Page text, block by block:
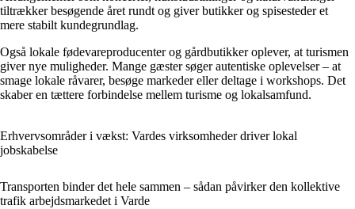
tiltrækker besøgende året rundt og giver butikker og spisesteder et
mere stabilt kundegrundlag.
Også lokale fødevareproducenter og gårdbutikker oplever, at turismen
giver nye muligheder. Mange gæster søger autentiske oplevelser – at
smage lokale råvarer, besøge markeder eller deltage i workshops. Det
skaber en tættere forbindelse mellem turisme og lokalsamfund.
Erhvervsområder i vækst: Vardes virksomheder driver lokal
jobskabelse
Transporten binder det hele sammen – sådan påvirker den kollektive
trafik arbejdsmarkedet i Varde